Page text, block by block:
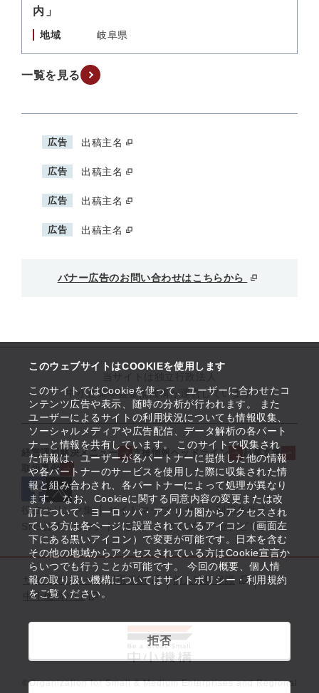
このウェブサイトはCOOKIEを使用します
このサイトではCookieを使って、ユーザーに合わせたコ
ンテンツ広告や表示、随時の分析が行われます。 また
ユーザーによるサイトの利用状況についても情報収集、
ソーシャルメディアや広告配信、データ解析の各パート
ナーと情報を共有しています。 このサイトで収集され
た情報は、ユーザーが各パートナーに提供した他の情報
や各パートナーのサービスを使用した際に収集された情
報と組み合わされ、各パートナーによって処理が異なり
ます。 なお、Cookieに関する同意内容の変更または改
訂について、ヨーロッパ・アメリカ圏からアクセスされ
ている方は各ページに設置されているアイコン（画面左
下にある黒いアイコン）で変更が可能です。日本を含む
その他の地域からアクセスされている方はCookie宣言か
らいつでも行うことが可能です。 今回の概要、個人情
報の取り扱い機構についてはサイトポリシー・利用規約
をご覧ください。
拒否
内」
地域 岐阜県
一覧を見る
広告 出稿主名
広告 出稿主名
広告 出稿主名
広告 出稿主名
バナー広告のお問い合わせはこちらから
中小企業基盤整備機構が運営しています
経営課題解決メニュー 支援情報ヘッドライン
起業支援
取組事例
役立つリンク集 サイトマップ
サイト利用条件
SNS公式アカウント一覧
ウェブアクセシビリティ
サイトポリシー・利用規約
個人情報保護
中小機構とは
©Organization for Small & Medium Enterprises and Regional